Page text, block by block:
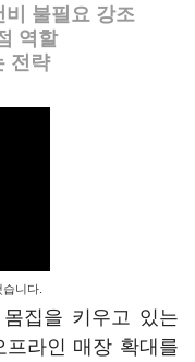
비 불필요 강조
역할
전략
니다.
집을 키우고 있는
라인 매장 확대를